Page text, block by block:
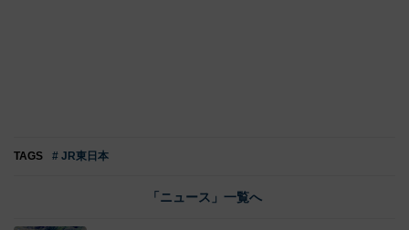
TAGS # JR東日本
「ニュース」一覧へ